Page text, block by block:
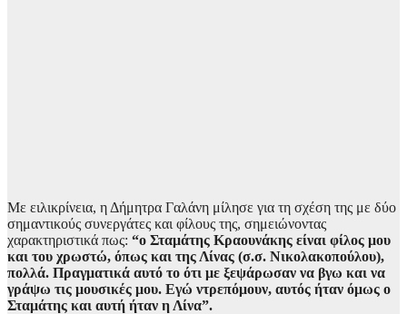
Με ειλικρίνεια, η Δήμητρα Γαλάνη μίλησε για τη σχέση της με δύο
σημαντικούς συνεργάτες και φίλους της, σημειώνοντας
χαρακτηριστικά πως: “ο Σταμάτης Κραουνάκης είναι φίλος μου
και του χρωστώ, όπως και της Λίνας (σ.σ. Νικολακοπούλου),
πολλά. Πραγματικά αυτό το ότι με ξεψάρωσαν να βγω και να
γράψω τις μουσικές μου. Εγώ ντρεπόμουν, αυτός ήταν όμως ο
Σταμάτης και αυτή ήταν η Λίνα”.